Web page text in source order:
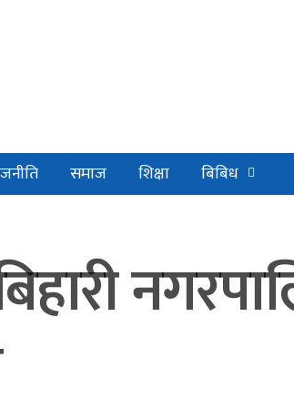
समाज शिक्षा बिबिध